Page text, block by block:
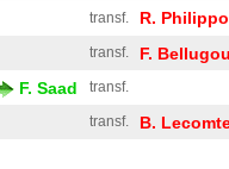
transf. R.
transf. F.
F. Saad transf.
transf. B.